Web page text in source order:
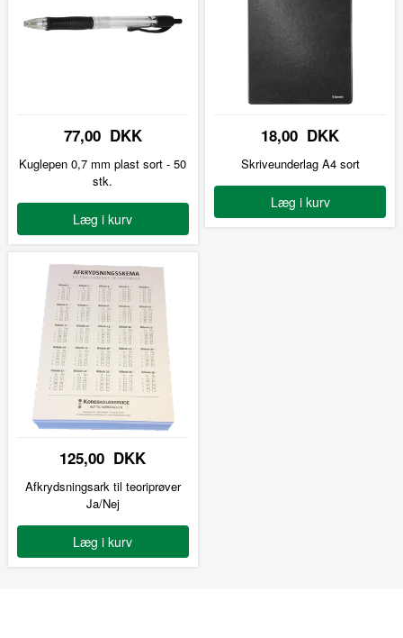
77,00 DKK
Kuglepen 0,7 mm plast sort - 50
stk.
Læg i kurv
18,00 DKK
Skriveunderlag A4 sort
Læg i kurv
125,00 DKK
Afkrydsningsark til teoriprøver
Ja/Nej
Læg i kurv